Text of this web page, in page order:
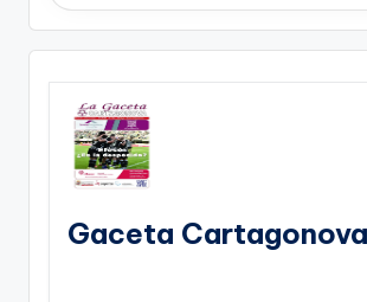
Gaceta